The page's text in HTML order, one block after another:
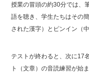
授業の冒頭の約30分では、
語を聴き、学生たちはその
された漢字）とピンイン（
テストが終わると、次に17
ト（文章）の音読練習が始